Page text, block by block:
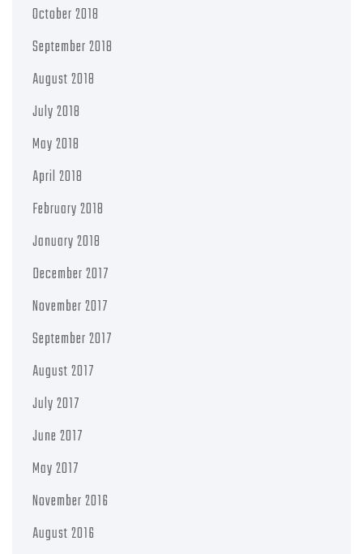
October 2018
September 2018
August 2018
July 2018
May 2018
April 2018
February 2018
January 2018
December 2017
November 2017
September 2017
August 2017
July 2017
June 2017
May 2017
November 2016
August 2016